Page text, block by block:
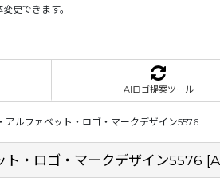
更できます。
AIロゴ提案ツール
アルファベット・ロゴ・マークデザイン5576
ト・ロゴ・マークデザイン5576 [